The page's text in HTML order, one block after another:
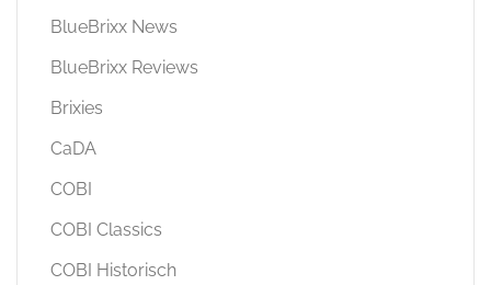
BlueBrixx News
BlueBrixx Reviews
Brixies
CaDA
COBI
COBI Classics
COBI Historisch